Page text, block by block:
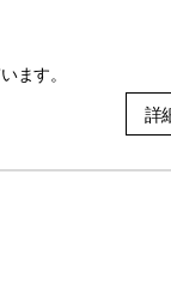
ます。